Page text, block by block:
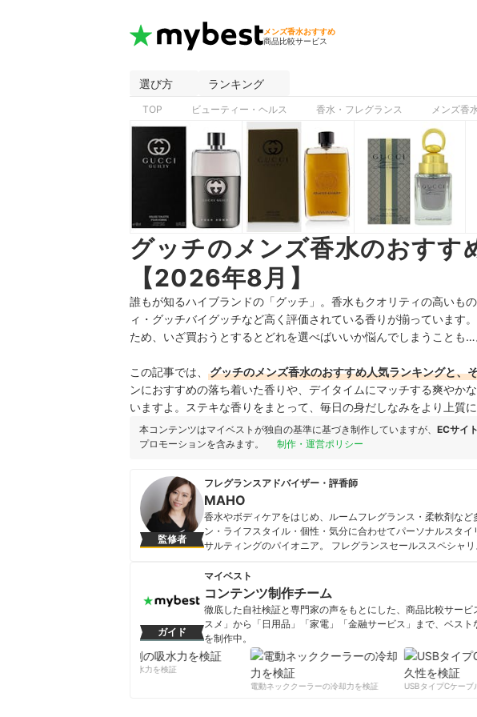
メンズ香水おすすめ
商品比較サービス
選び方 ランキング
TOP ビューティー・ヘルス 香水・フレグランス メンズ香
グッチのメンズ香水のおすす
【2026年8月】
誰もが知るハイブランドの「グッチ」。香水もクオリティの高いも
ィ・グッチバイグッチなど高く評価されている香りが揃っています
ため、いざ買おうとするとどれを選べばいいか悩んでしまうことも…
この記事では、 グッチのメンズ香水のおすすめ人気ランキングと、
ンにおすすめの落ち着いた香りや、デイタイムにマッチする爽やか
いますよ。ステキな香りをまとって、毎日の身だしなみをより上質
本コンテンツはマイベストが独自の基準に基づき制作していますが、 ECサイ
プロモーションを含みます。
制作・運営ポリシー
監修者
フレグランスアドバイザー・評香師
MAHO
香水やボディケアをはじめ、ルームフレグランス・柔軟剤な
ン・ライフスタイル・個性・気分に合わせてパーソナルスタ
サルティングのパイオニア。 フレグランスセールススペシャ
（https://www.jspt.jp/）。
MAHOのプロフィール
ガイド
マイベスト
コンテンツ制作チーム
徹底した自社検証と専門家の声をもとにした、商品比較サー
スメ」から「日用品」「家電」「金融サービス」まで、ベス
を制作中。
コンテンツ制作チームのプロフィール
柔軟剤の吸水力を検証
電動ネッククーラーの冷却力を検証
USBタイプCケーブ